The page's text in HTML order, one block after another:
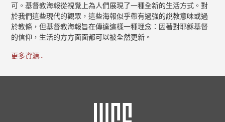
可。基督教海報從視覺上為人們展現了一種全新的生活方式。對
於我們這些現代的觀眾，這些海報似乎帶有過強的說教意味或過
於教條，但基督教海報旨在傳達這樣一種理念：因著對耶穌基督
的信仰，生活的方方面面都可以被全然更新。
更多資源...